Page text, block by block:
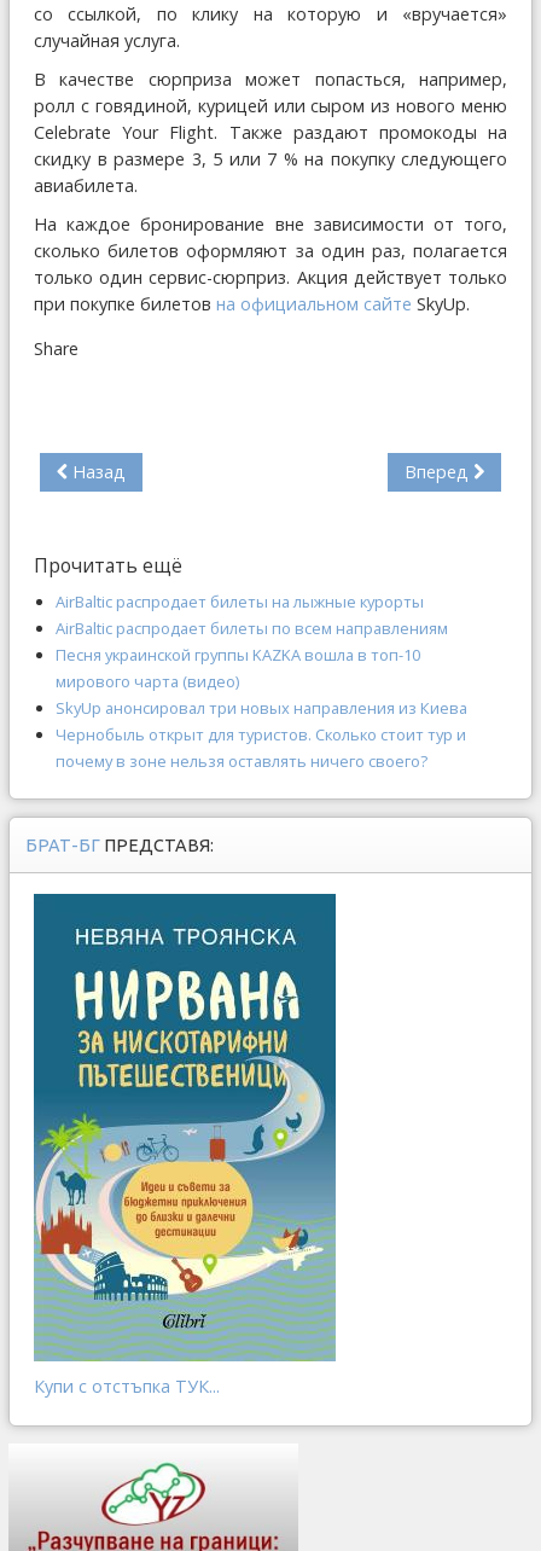
со ссылкой, по клику на которую и «вручается»
случайная услуга.
В качестве сюрприза может попасться, например,
ролл с говядиной, курицей или сыром из нового меню
Celebrate Your Flight. Также раздают промокоды на
скидку в размере 3, 5 или 7 % на покупку следующего
авиабилета.
На каждое бронирование вне зависимости от того,
сколько билетов оформляют за один раз, полагается
только один сервис-сюрприз. Акция действует только
при покупке билетов на официальном сайте SkyUp.
Share
Назад Вперед
Прочитать ещё
AirBaltic распродает билеты на лыжные курорты
AirBaltic распродает билеты по всем направлениям
Песня украинской группы KAZKA вошла в топ-10
мирового чарта (видео)
SkyUp анонсировал три новых направления из Киева
Чернобыль открыт для туристов. Сколько стоит тур и
почему в зоне нельзя оставлять ничего своего?
БРАТ-БГ ПРЕДСТАВЯ:
Купи с отстъпка ТУК...